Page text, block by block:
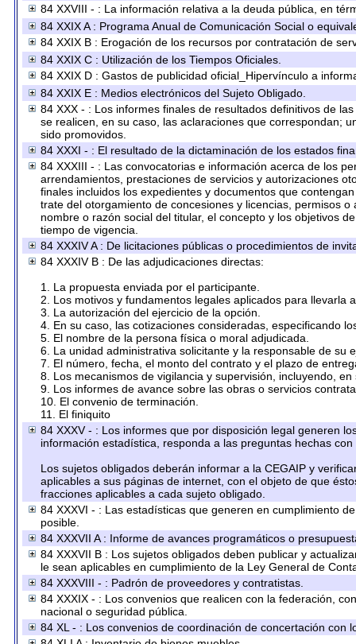
84 XXVIII - : La información relativa a la deuda pública, en
84 XXIX A : Programa Anual de Comunicación Social o
84 XXIX B : Erogación de los recursos por contratación de
84 XXIX C : Utilización de los Tiempos Oficiales.
84 XXIX D : Gastos de publicidad oficial_Hipervínculo a
84 XXIX E : Medios electrónicos del Sujeto Obligado.
84 XXX - : Los informes finales de resultados definitivos de
se realicen, en su caso, las aclaraciones que correspondan;
sido promovidos.
84 XXXI - : El resultado de la dictaminación de los estados
84 XXXIII - : Las convocatorias e información acerca de los
arrendamientos, prestaciones de servicios y autorizaciones
finales incluidos los expedientes y documentos que
trate del otorgamiento de concesiones y licencias, permisos
nombre o razón social del titular, el concepto y los objetivos
tiempo de vigencia.
84 XXXIV A : De licitaciones públicas o procedimientos de
84 XXXIV B : De las adjudicaciones directas:
1. La propuesta enviada por el participante.
2. Los motivos y fundamentos legales aplicados para llevarla
3. La autorización del ejercicio de la opción.
4. En su caso, las cotizaciones consideradas, especificando
5. El nombre de la persona física o moral adjudicada.
6. La unidad administrativa solicitante y la responsable de su
7. El número, fecha, el monto del contrato y el plazo de
8. Los mecanismos de vigilancia y supervisión, incluyendo,
9. Los informes de avance sobre las obras o servicios
10. El convenio de terminación.
11. El finiquito
84 XXXV - : Los informes que por disposición legal generen
información estadística, responda a las preguntas hechas
Los sujetos obligados deberán informar a la CEGAIP y
aplicables a sus páginas de internet, con el objeto de que
fracciones aplicables a cada sujeto obligado.
84 XXXVI - : Las estadísticas que generen en cumplimiento
posible.
84 XXXVII A : Informe de avances programáticos o
84 XXXVII B : Los sujetos obligados deben publicar y
le sean aplicables en cumplimiento de la Ley General de
84 XXXVIII - : Padrón de proveedores y contratistas.
84 XXXIX - : Los convenios que realicen con la federación,
nacional o seguridad pública.
84 XL - : Los convenios de coordinación de concertación con